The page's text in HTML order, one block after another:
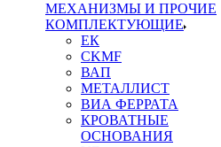
МЕХАНИЗМЫ И ПРОЧИЕ
КОМПЛЕКТУЮЩИЕ
ЕК
CKMF
ВАП
МЕТАЛЛИСТ
ВИА ФЕРРАТА
КРОВАТНЫЕ
ОСНОВАНИЯ